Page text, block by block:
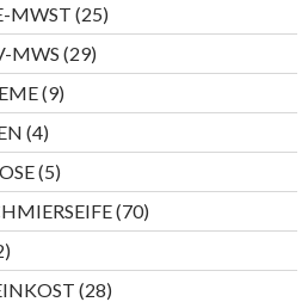
MWST 2525
Produkte
MWS 2929
Produkte
99
Produkte
44
Produkte
55
Produkte
7070
Produkte
22
Produkte
2828